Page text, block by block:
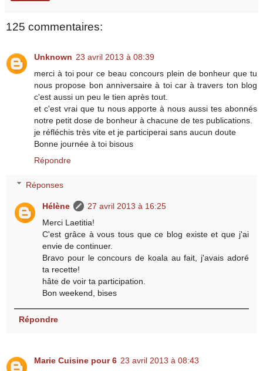
125 commentaires:
Unknown 23 avril 2013 à 08:39
merci à toi pour ce beau concours plein de bonheur que tu
nous propose bon anniversaire à toi car à travers ton blog
c'est aussi un peu le tien après tout.
et c'est vrai que tu nous apporte à nous aussi tes abonnés
notre petit dose de bonheur à chacune de tes publications.
je réfléchis très vite et je participerai sans aucun doute
Bonne journée à toi bisous
Répondre
Réponses
Hélène
27 avril 2013 à 16:25
Merci Laetitia!
C'est grâce à vous tous que ce blog existe et que j'ai
envie de continuer.
Bravo pour le concours de koala au fait, j'avais adoré
ta recette!
hâte de voir ta participation.
Bon weekend, bises
Répondre
Marie Cuisine pour 6 23 avril 2013 à 08:43